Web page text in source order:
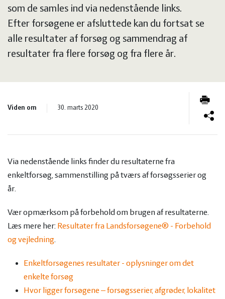
Jura
og
ledelse
Øvrige
dyr
Natur
som de samles ind via nedenstående links.
Efter forsøgene er afsluttede kan du fortsat se
alle resultater af forsøg og sammendrag af
resultater fra flere forsøg og fra flere år.
Viden om 30. marts 2020
Via nedenstående links finder du resultaterne fra
enkeltforsøg, sammenstilling på tværs af forsøgsserier og
år.
Vær opmærksom på forbehold om brugen af resultaterne.
Læs mere her: Resultater fra Landsforsøgene® - Forbehold
og vejledning.
Enkeltforsøgenes resultater - oplysninger om det
enkelte forsøg
Hvor ligger forsøgene– forsøgsserier, afgrøder, lokalitet